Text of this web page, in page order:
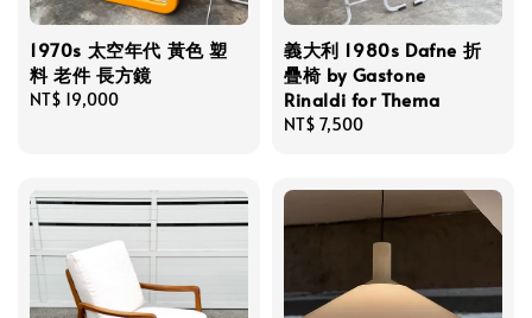
1970s 太空年代 黃色 塑
料 老件 長方鏡
Regular
NT$ 19,000
義大利 1980s Dafne 折
疊椅 by Gastone
Rinaldi for Thema
Regular
NT$ 7,500